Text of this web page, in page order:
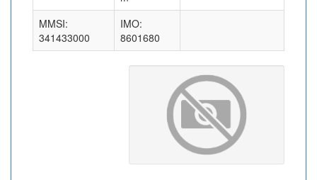
MMSI:
341433000
IMO:
8601680